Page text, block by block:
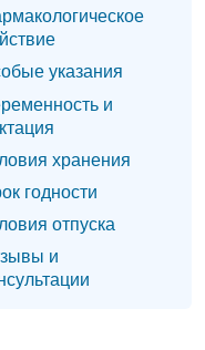
указания
и
хранения
годности
отпуска
и